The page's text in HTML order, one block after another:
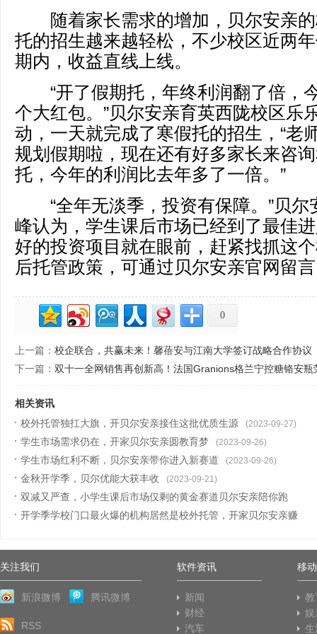
随着家长需求的增加，贝尔安亲的
托的招生越来越轻松，不少校区近两
期内，收益直线上线。
“开了假期托，年终利润翻了倍，
个大红包。”贝尔安亲育英西陇校区乐
动，一天就完成了寒假托的招生，“老
规划假期啦，现在还有好多家长来咨
托，今年的利润比去年多了一倍。”
“全年无淡季，投资有保障。”贝尔
峰认为，学生课后市场已经到了最佳
好的投资项目就在眼前，赶紧找抓这
后托管政策，可通过贝尔安亲官网留
0
上一篇： 校企联合，共赢未来！馨蓓安与江南大学签订战略合作协议
下一篇： 双十一全网销售再创新高！法国Granions格兰宁控糖铬安
相关资讯
校外托管独扛大旗，开贝尔安亲接住这批优质生源
(2023-09-27)
学生市场需求仍在，开家贝尔安亲圆教育梦 (2023-09-26)
学生市场红利不断，贝尔安亲带你进入新赛道 (2023-09-26)
金秋开学季，贝尔优能大获丰收 (2023-09-21)
双减又严查，小学生课后市场仅剩的黄金赛道贝尔安亲陪你跑
(2023-08-28)
开学季学校门口最火爆的机构居然是校外托管，开家贝尔安亲赚
关注我们
新浪微博 腾讯微博
RSS
软件资讯
新闻
财经
汽车
移
教
娱
生